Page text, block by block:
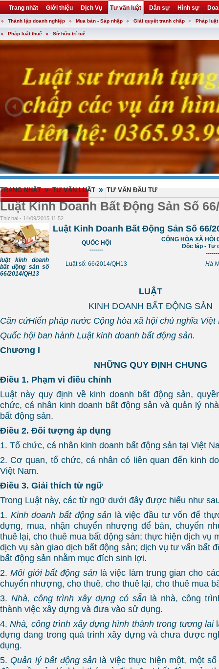
Trang nhất Giới thiệu Dịch Vụ Tư vấn luật Dân sự Hình sự
Khuyến mại Liên hệ forum utility
Thành lập doanh nghiệp Mua bán - Sáp nhập Giải quyết tranh chấp Pháp
Pháp luật thuế Sở hữu trí tuệ
TRANG NHẤT » TƯ VẤN LUẬT » TƯ VẤN ĐẦU TƯ
Luật Kinh Doanh Bất Động Sản Số
Thứ hai - 14/09/2015 11:52
luật kinh doanh
bất động sản số
66/2014/QH13
Luật Kinh Doanh Bất Động Sản Số 66/
QUỐC HỘI
-------
CỘNG HÒA XÃ HỘI
Độc lập - Tự
Luật số: 66/2014/QH13
Hà
LUẬT
KINH DOANH BẤT ĐỘNG SẢN
Căn cứHiến pháp nước Cộng hòa xã hội chủ nghĩa Việt
Quốc hội ban hành Luật kinh doanh bất động sản.
Chương I
NHỮNG QUY ĐỊNH CHUNG
Điều 1. Phạm vi điều chỉnh
Luật này quy định về kinh doanh bất động sản,
chức, cá nhân kinh doanh bất động sản và quản lý
bất động sản.
Điều 2. Đối tượng áp dụng
1. Tổ chức, cá nhân kinh doanh bất động sản tại Việt
2. Cơ quan, tổ chức, cá nhân có liên quan đến kinh
Việt Nam.
Điều 3. Giải thích từ ngữ
Trong Luật này, các từ ngữ dưới đây được hiểu như
1. Kinh doanh bất động sản là việc đầu tư vốn để
dựng, mua, nhận chuyển nhượng để bán, chuyển
thuê lại, cho thuê mua bất động sản; thực hiện dịch vụ
dịch vụ sàn giao dịch bất động sản; dịch vụ tư vấn bất
bất động sản nhằm mục đích sinh lợi.
2.Môi giới bất động sảnlà việc làm trung gian cho
chuyển nhượng, cho thuê, cho thuê lại, cho thuê mua
3. Nhà, công trình xây dựng có sẵnlà nhà, công
thành việc xây dựng và đưa vào sử dụng.
4.Nhà, công trình xây dựng hình thành trong tương lai
dựng đang trong quá trình xây dựng và chưa được
dụng.
5. Quản lý bất động sản là việc thực hiện một, một